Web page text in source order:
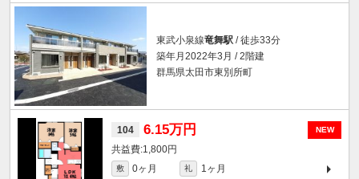
東武小泉線竜舞駅 / 徒歩33分
築年月2022年3月 / 2階建
群馬県太田市東別所町
NEW
104 6.15万円
1,800円
敷 0ヶ月 礼
1ヶ月